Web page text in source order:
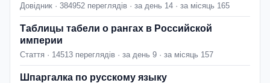
Довідник · 384952 переглядів · за день 14 · за місяць 165
Таблицы табели о рангах в Российской
империи
Стаття · 14513 переглядів · за день 9 · за місяць 157
Шпаргалка по русскому языку